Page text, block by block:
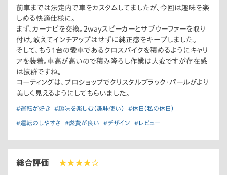
ターも全席対応。電動パノラミックサンルーフが開放感を演出し
てくれますね。
ちなみに、ここに書いた装備は標準で付いてました。他社であれ
ば結構な値段すると思われます。
是非、一度ご自身の目で確かめてみて下さい。
前車までは法定内で車をカスタムしてましたが、今回は趣味を楽
しめる快適仕様に。
まず、カーナビを交換。2wayスピーカーとサブウーファーを取り
付け。敢えてインチアップはせずに純正感をキープしました。
そして、もう1台の愛車であるクロスバイクを積めるようにキャリ
アを装着。車高が高いので積み降ろし作業は大変ですが存在感
は抜群ですね。
コーティングは、プロショップでクリスタルブラック・パールがより
美しく見えるようにしてもらいました。
#運転が好き #趣味を楽しむ（趣味使い） #休日（私の休日）
#運転のしやすさ #燃費が良い #デザイン #レビュー
総合評価 ★★★★☆